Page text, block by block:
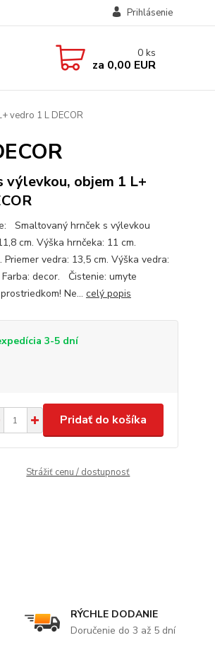
Prihlásenie
0 ks
za 0,00 EUR
vedro 1 L DECOR
výlevkou, objem 1 L+
Smaltovaný hrnček s výlevkou
cm. Výška hrnčeka: 11 cm.
vedra: 13,5 cm. Výška vedra:
decor. Čistenie: umyte
Ne... celý popis
3-5 dní
Pridať do košíka
Strážiť cenu / dostupnosť
RÝCHLE DODANIE
Doručenie do 3 až 5 dní